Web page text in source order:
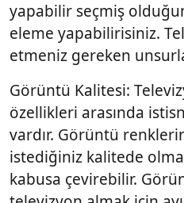
yapabilir seçmiş
eleme yapabilirisiniz.
etmeniz gereken
Görüntü Kalitesi:
özellikleri arasında
vardır. Görüntü
istediğiniz kalitede
kabusa çevirebilir.